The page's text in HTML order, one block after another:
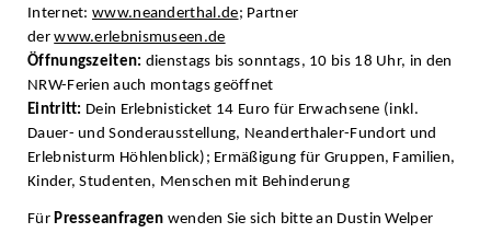
Internet:www.neanderthal.de; Partner
derwww.erlebnismuseen.de
Öffnungszeiten: dienstags bis sonntags, 10 bis 18 Uhr, in den
NRW-Ferien auch montags geöffnet
Eintritt: Dein Erlebnisticket 14 Euro für Erwachsene (inkl.
Dauer- und Sonderausstellung, Neanderthaler-Fundort und
Erlebnisturm Höhlenblick); Ermäßigung für Gruppen, Familien,
Kinder, Studenten, Menschen mit Behinderung
Für Presseanfragen wenden Sie sich bitte an Dustin Welper